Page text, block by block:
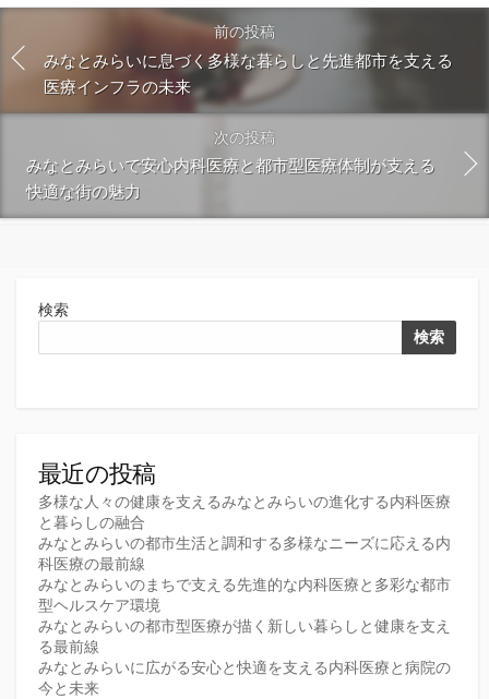
前の投稿
みなとみらいに息づく多様な暮らしと先進都市を支える
医療インフラの未来
次の投稿
みなとみらいで安心内科医療と都市型医療体制が支える
快適な街の魅力
検索
検索
最近の投稿
多様な人々の健康を支えるみなとみらいの進化する内科医療
と暮らしの融合
みなとみらいの都市生活と調和する多様なニーズに応える内
科医療の最前線
みなとみらいのまちで支える先進的な内科医療と多彩な都市
型ヘルスケア環境
みなとみらいの都市型医療が描く新しい暮らしと健康を支え
る最前線
みなとみらいに広がる安心と快適を支える内科医療と病院の
今と未来